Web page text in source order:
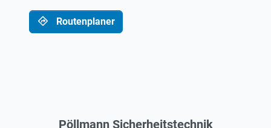
Routenplaner
Pöllmann Sicherheitstechnik